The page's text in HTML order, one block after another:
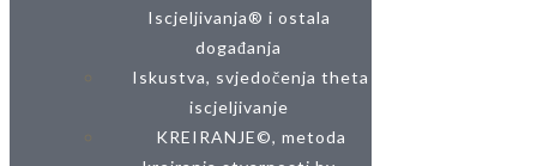
Iscjeljivanja® i ostala
događanja
Iskustva, svjedočenja theta
iscjeljivanje
KREIRANJE©, metoda